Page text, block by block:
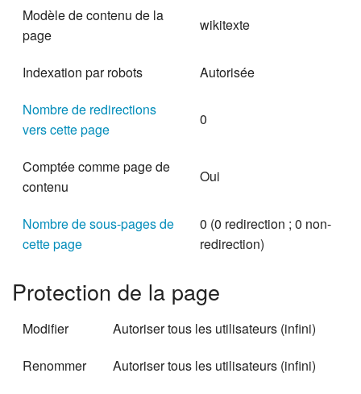
Modèle de contenu de la
page
wikitexte
Indexation par robots
Autorisée
Nombre de redirections
vers cette page
0
Comptée comme page de
contenu
Oui
Nombre de sous-pages de
cette page
0 (0 redirection ; 0 non-
redirection)
Protection de la page
Modifier
Autoriser tous les utilisateurs (infini)
Renommer
Autoriser tous les utilisateurs (infini)